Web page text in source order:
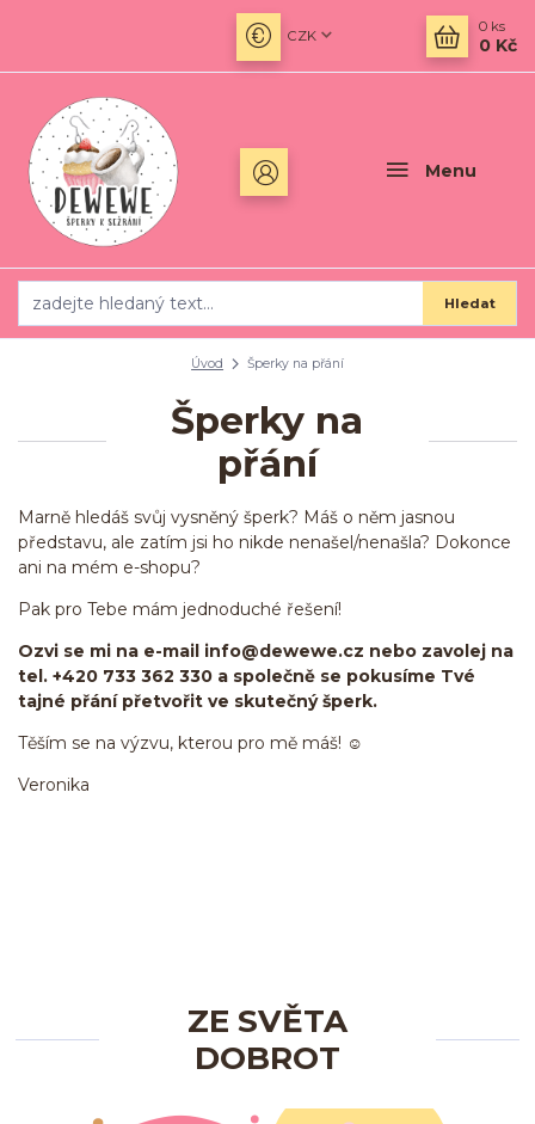
Menu
CZK
Hledat
0 ks
0 Kč
Úvod Šperky na přání
Šperky na
přání
Marně hledáš svůj vysněný šperk? Máš o něm jasnou
představu, ale zatím jsi ho nikde nenašel/nenašla? Dokonce
ani na mém e-shopu?
Pak pro Tebe mám jednoduché řešení!
Ozvi se mi na e-mail info@dewewe.cz nebo zavolej na
tel. +420 733 362 330 a společně se pokusíme Tvé
tajné přání přetvořit ve skutečný šperk.
Těším se na výzvu, kterou pro mě máš! ☺
Veronika
ZE SVĚTA
DOBROT